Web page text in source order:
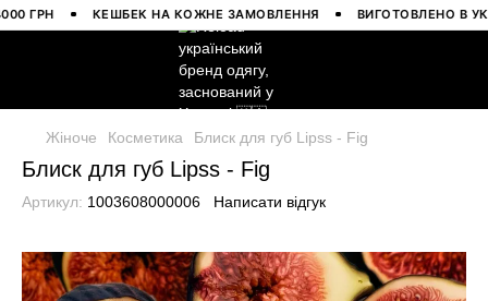
КЕШБЕК НА КОЖНЕ ЗАМОВЛЕННЯ ВИГОТОВЛЕНО В
Жіноче Косметика Блиск для губ Lipss - Fig
Блиск для губ Lipss - Fig
Артикул: 1003608000006 Написати відгук